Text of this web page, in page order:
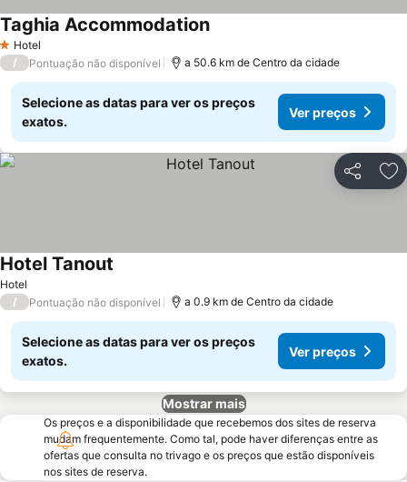
1 Estrelas
Hotel
Taghia Accommodation
/ Pontuação não disponível a 50.6 km de Centro da cidade
Selecione as datas para ver os preços
exatos.
Ver preços
Partilhar
Hotel
Hotel Tanout
/ Pontuação não disponível a 0.9 km de Centro da cidade
Selecione as datas para ver os preços
exatos.
Ver preços
Mostrar mais
Os preços e a disponibilidade que recebemos dos sites de reserva
mudam frequentemente. Como tal, pode haver diferenças entre as
ofertas que consulta no trivago e os preços que estão disponíveis
nos sites de reserva.